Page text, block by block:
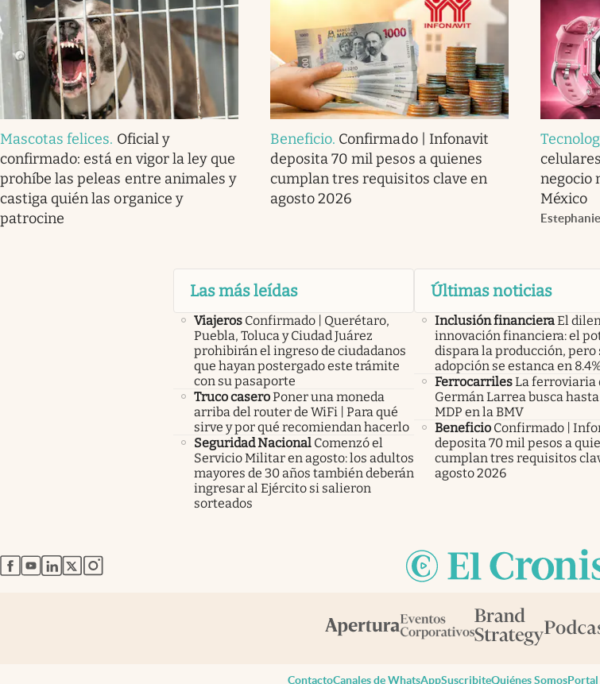
Mascotas felices. Oficial y
confirmado: está en vigor la ley que
prohíbe las peleas entre animales y
castiga quién las organice y
patrocine
Beneficio. Confirmado | Infonavit
deposita 70 mil pesos a quienes
cumplan tres requisitos clave en
agosto 2026
negocio
México
Las más leídas
Viajeros Confirmado | Querétaro,
Puebla, Toluca y Ciudad Juárez
prohibirán el ingreso de ciudadanos
que hayan postergado este trámite
con su pasaporte
Truco caseroPoner una moneda
arriba del router de WiFi | Para qué
sirve y por qué recomiendan hacerlo
Seguridad Nacional Comenzó el
Servicio Militar en agosto: los adultos
mayores de 30 años también deberán
ingresar al Ejército si salieron
sorteados
Últimas noticias
Inclusión financieraEl
innovación financiera: el
dispara la producción, pero
adopción se estanca en
FerrocarrilesLa ferroviaria
Germán Larrea busca
MDP en la BMV
Beneficio Confirmado |
deposita 70 mil pesos a
cumplan tres requisitos
agosto 2026
abre en nueva pestaña
abre en nueva pestaña
abre en nueva pestaña
abre en nueva pestaña
abre en nueva pestaña
ContactoCanales de WhatsAppSuscribiteQuiénes SomosPortal